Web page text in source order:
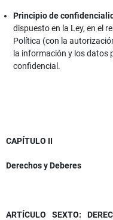
Principio de
dispuesto en la Ley, en el
Política (con la
la información y los datos
confidencial.
CAPÍTULO II
Derechos y Deberes
ARTÍCULO SEXTO: